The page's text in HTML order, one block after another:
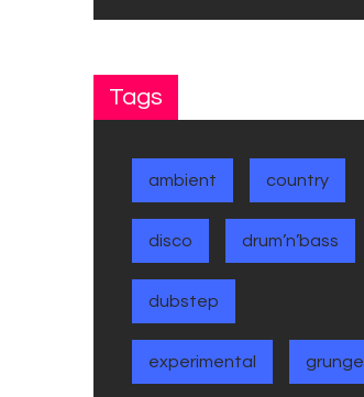
Tags
ambient country
disco drum’n’bass
dubstep
experimental grunge